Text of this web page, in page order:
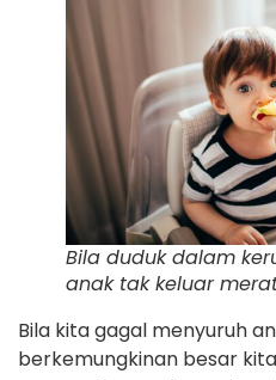
Bila duduk dalam
anak tak keluar
Bila kita gagal menyuruh
berkemungkinan besar